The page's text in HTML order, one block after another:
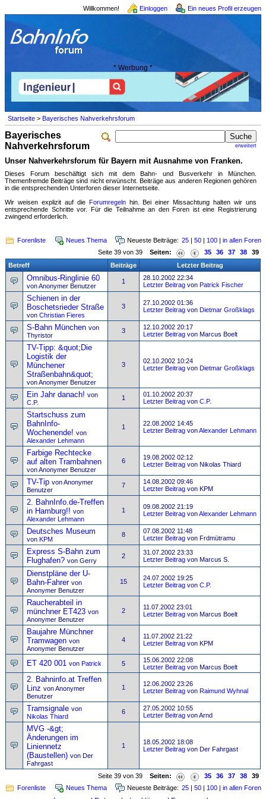
Willkommen! Einloggen Ein neues Profil erzeugen
* Werbung *
Startseite > Bayerisches Nahverkehrsforum
erweitert
Bayerisches
Nahverkehrsforum
Unser Nahverkehrsforum für Bayern mit Ausnahme von Franken.
Dieses Forum beschäftigt sich mit dem Bahn- und Busverkehr in München.
Themenfremde Beiträge sind nicht erwünscht. Beiträge aus anderen Regionen gehören
in die entsprechenden Unterforen dieser Internetseite.
Wir weisen explizit auf die Forumregelnhin. Bei einer Missachtung halten wir uns
entsprechende Schritte vor. Für die Teilnahme an den Foren ist eine Registrierung
zwingend erforderlich.
Forenliste Neues Thema Neueste Beiträge: 25 | 50 | 100 | in allen Foren
Seite 39 von 39 Seiten: 35 36 37 38
39
Betreff
Beiträge Letzter Beitrag
Omnibus-Ringlinie 60
von Anonymer Benutzer
1
28.10.2002 22:34
Letzter Beitrag von Patrick Fischer
Schienen in der
Boschetsrieder Straße
von Christian Fieres
3
27.10.2002 01:36
Letzter Beitrag von Dietmar Großklags
S-Bahn München von
Thyristor
3
12.10.2002 20:17
Letzter Beitrag von Marcus Boelt
TV-Tipp: &quot;Die
Logistik der
Münchener
Straßenbahn&quot;
von Anonymer Benutzer
3
02.10.2002 10:24
Letzter Beitrag von Dietmar Großklags
Ein Jahr danach! von
C.P.
1
01.10.2002 20:37
Letzter Beitrag von C.P.
Startschuss zum
BahnInfo-
Wochenende! von
Alexander Lehmann
1
22.08.2002 14:45
Letzter Beitrag vonAlexander Lehmann
Farbige Rechtecke
auf alten Trambahnen
von Anonymer Benutzer
6
19.08.2002 02:12
Letzter Beitrag von Nikolas Thiard
TV-Tip von Anonymer
Benutzer
7
14.08.2002 09:46
Letzter Beitrag von KPM
2. BahnInfo.de-Treffen
in Hamburg!! von
Alexander Lehmann
1
09.08.2002 21:19
Letzter Beitrag vonAlexander Lehmann
Deutsches Museum
von KPM
8
07.08.2002 11:48
Letzter Beitrag von Frdmütramu
Express S-Bahn zum
Flughafen? von Gerry
2
31.07.2002 23:33
Letzter Beitrag von Marcus S.
Dienstpläne der U-
Bahn-Fahrer von
Anonymer Benutzer
15
24.07.2002 19:25
Letzter Beitrag von C.P.
Raucherabteil in
münchner ET423 von
Anonymer Benutzer
2
11.07.2002 23:01
Letzter Beitrag von Marcus Boelt
Baujahre Münchner
Tramwagen von
Anonymer Benutzer
4
11.07.2002 21:22
Letzter Beitrag von KPM
ET 420 001 von Patrick 5
15.06.2002 22:08
Letzter Beitrag von Marcus Boelt
2. Bahninfo.at Treffen
Linz von Anonymer
Benutzer
1
12.06.2002 23:26
Letzter Beitrag von Raimund Wyhnal
Tramsignale von
Nikolas Thiard
6
27.05.2002 10:55
Letzter Beitrag von Arnd
MVG -&gt;
Änderungen im
Liniennetz
(Baustellen) von Der
Fahrgast
1
18.05.2002 18:08
Letzter Beitrag von Der Fahrgast
Seite 39 von 39 Seiten: 35 36 37 38
39
Forenliste
Neues Thema Neueste Beiträge: 25 | 50 | 100 | in allen Foren